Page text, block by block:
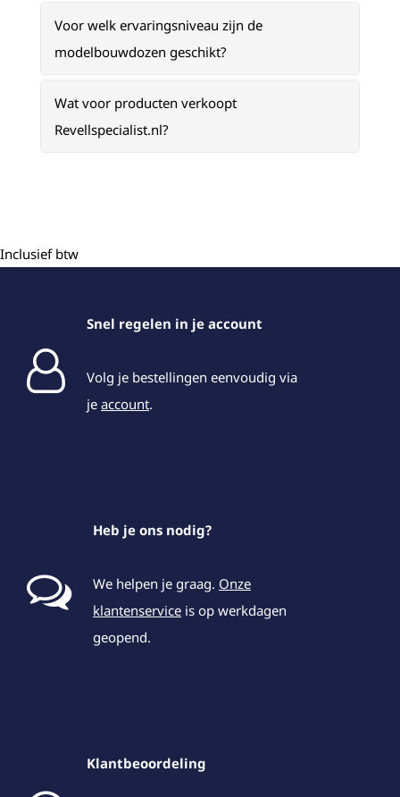
Voor welk ervaringsniveau zijn de
modelbouwdozen geschikt?
Wat voor producten verkoopt
Revellspecialist.nl?
Inclusief btw
Snel regelen in je account
Volg je bestellingen eenvoudig via
je account.
Heb je ons nodig?
We helpen je graag. Onze
klantenservice is op werkdagen
geopend.
Klantbeoordeling